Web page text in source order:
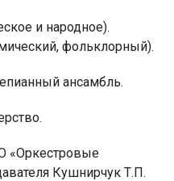
и народное).
фольклорный).
ансамбль.
«Оркестровые
Кушнирчук Т.П.